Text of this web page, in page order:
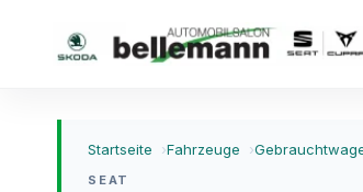
Startseite Fahrzeuge
SEAT